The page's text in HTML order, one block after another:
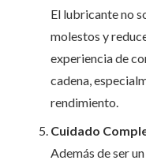
El lubricante no
molestos y
experiencia de
cadena,
rendimiento.
Cuidado
Además de ser